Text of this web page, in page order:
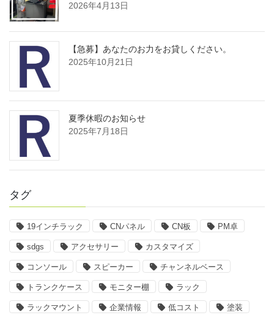
2026年4月13日
【急募】あなたのお力をお貸しください。
2025年10月21日
夏季休暇のお知らせ
2025年7月18日
タグ
19インチラック CNパネル CN板 PM卓
sdgs アクセサリー カスタマイズ
コンソール スピーカー チャンネルベース
トランクケース モニター棚 ラック
ラックマウント 企業情報 低コスト 塗装